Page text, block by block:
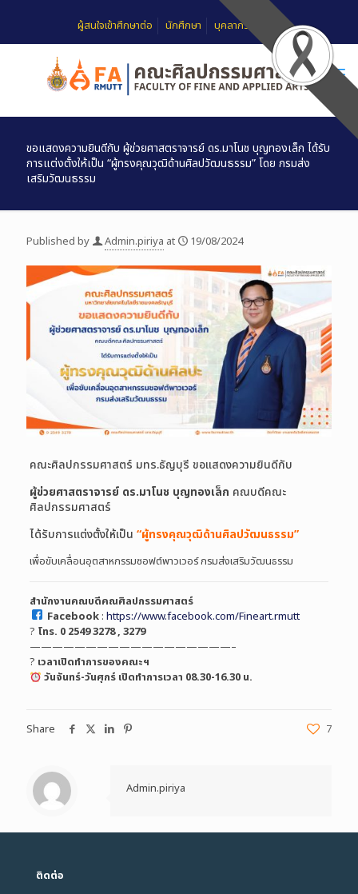
ผู้สนใจเข้าศึกษาต่อ นักศึกษา บุคลากร
ขอแสดงความยินดีกับ ผู้ข่วยศาสตราจารย์ ดร.มาโนช บุญทองเล็ก ได้รับ
การแต่งตั้งให้เป็น “ผู้ทรงคุณวุฒิด้านศิลปวัฒนธรรม” โดย กรมส่ง
เสริมวัฒนธรรม
Published by Admin.piriya at 19/08/2024
คณะศิลปกรรมศาสตร์ มทร.ธัญบุรี ขอแสดงความยินดีกับ
ผู้ข่วยศาสตราจารย์ ดร.มาโนช บุญทองเล็ก คณบดีคณะ
ศิลปกรรมศาสตร์
ได้รับการแต่งตั้งให้เป็น “ผู้ทรงคุณวุฒิด้านศิลปวัฒนธรรม”
เพื่อขับเคลื่อนอุตสาหกรรมซอฟต์พาวเวอร์ กรมส่งเสริมวัฒนธรรม
สำนักงานคณบดีคณศิลปกรรมศาสตร์
Facebook: https://www.facebook.com/Fineart.rmutt
? โทร. 0 2549 3278 , 3279
——————————————————–
? เวลาเปิดทำการของคณะฯ
วันจันทร์-วันศุกร์ เปิดทำการเวลา 08.30-16.30 น.
Share 7
Admin.piriya
ติดต่อ